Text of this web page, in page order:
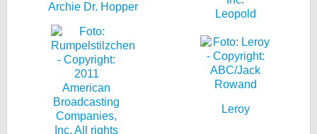
Archie Dr. Hopper
Leopold
Leroy